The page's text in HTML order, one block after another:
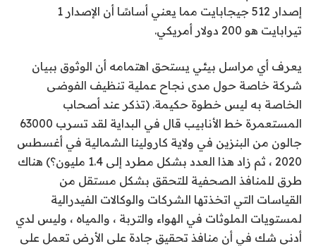
إصدار 512 جيجابايت مما يعني أساسًا أن الإصدار 1
تيرابايت هو 200 دولار أمريكي.
يعرف أي مراسل بيئي يستحق اهتمامه أن الوثوق ببيان
شركة خاصة حول مدى نجاح عملية تنظيف الفوضى
الخاصة به ليس خطوة حكيمة. (تذكر عند أصحاب
المستعمرة خط الأنابيب قال في البداية
لقد تسرب 63000
جالون من البنزين في ولاية كارولينا الشمالية في أغسطس
2020 ، ثم زاد هذا العدد بشكل مطرد إلى 1.4 مليون؟) هناك
طرق للمنافذ الصحفية للتحقق بشكل مستقل من
القياسات التي اتخذتها الشركات والوكالات الفيدرالية
لمستويات الملوثات في الهواء والتربة ، والمياه ، وليس لدي
أدنى شك في أن منافذ تحقيق جادة على الأرض تعمل على